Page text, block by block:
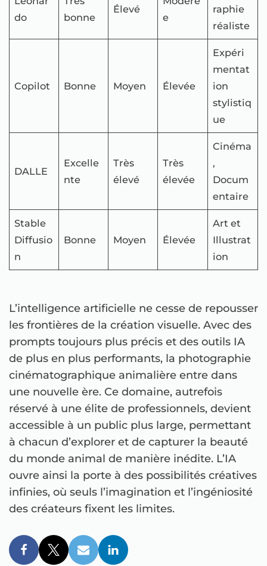
do
bonne
Élevé
e
raphie
réaliste
Copilot Bonne Moyen Élevée
Expéri
mentat
ion
stylistiq
ue
DALLE
Excelle
nte
Très
élevé
Très
élevée
Cinéma
,
Docum
entaire
Stable
Diffusio
n
Bonne Moyen Élevée
Art et
Illustrat
ion
L’intelligence artificielle ne cesse de repousser
les frontières de la création visuelle. Avec des
prompts toujours plus précis et des outils IA
de plus en plus performants, la photographie
cinématographique animalière entre dans
une nouvelle ère. Ce domaine, autrefois
réservé à une élite de professionnels, devient
accessible à un public plus large, permettant
à chacun d’explorer et de capturer la beauté
du monde animal de manière inédite. L’IA
ouvre ainsi la porte à des possibilités créatives
infinies, où seuls l’imagination et l’ingéniosité
des créateurs fixent les limites.